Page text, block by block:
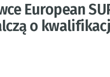
European
o